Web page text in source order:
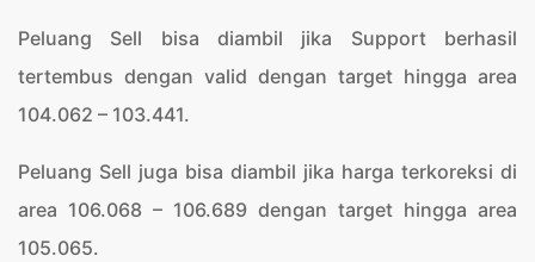
Peluang Sell bisa diambil jika Support berhasil
tertembus dengan valid dengan target hingga area
104.062 – 103.441.
Peluang Sell juga bisa diambil jika harga terkoreksi di
area 106.068 – 106.689 dengan target hingga area
105.065.